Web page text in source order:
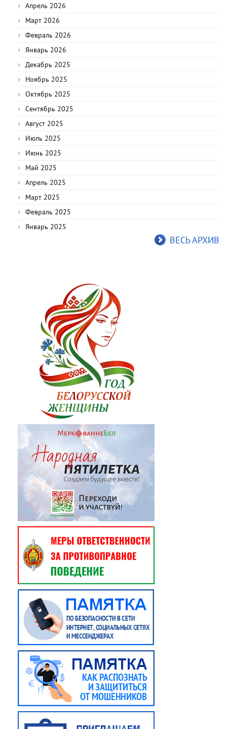
Апрель 2026
Март 2026
Февраль 2026
Январь 2026
Декабрь 2025
Ноябрь 2025
Октябрь 2025
Сентябрь 2025
Август 2025
Июль 2025
Июнь 2025
Май 2025
Апрель 2025
Март 2025
Февраль 2025
Январь 2025
ВЕСЬ АРХИВ